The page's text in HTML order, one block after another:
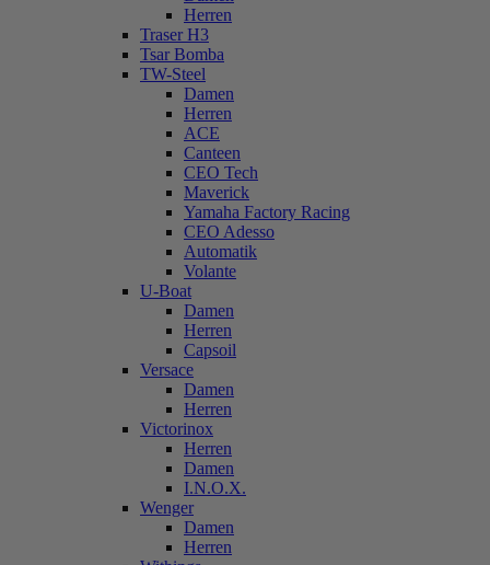
Herren
Traser H3
Tsar Bomba
TW-Steel
Damen
Herren
ACE
Canteen
CEO Tech
Maverick
Yamaha Factory Racing
CEO Adesso
Automatik
Volante
U-Boat
Damen
Herren
Capsoil
Versace
Damen
Herren
Victorinox
Herren
Damen
I.N.O.X.
Wenger
Damen
Herren